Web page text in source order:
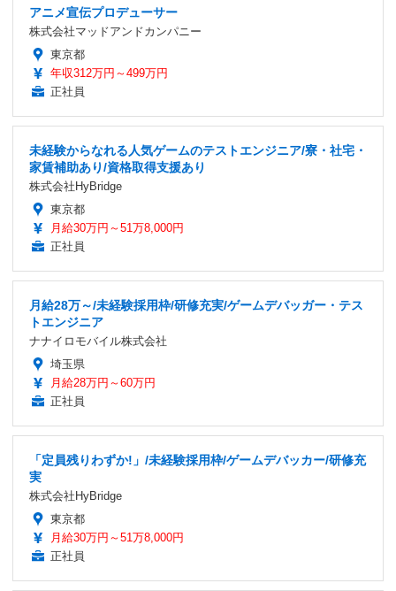
アニメ宣伝プロデューサー
株式会社マッドアンドカンパニー
東京都
年収312万円～499万円
正社員
未経験からなれる人気ゲームのテストエンジニア/寮・社宅・
家賃補助あり/資格取得支援あり
株式会社HyBridge
東京都
月給30万円～51万8,000円
正社員
月給28万～/未経験採用枠/研修充実/ゲームデバッガー・テス
トエンジニア
ナナイロモバイル株式会社
埼玉県
月給28万円～60万円
正社員
「定員残りわずか!」/未経験採用枠/ゲームデバッカー/研修充
実
株式会社HyBridge
東京都
月給30万円～51万8,000円
正社員